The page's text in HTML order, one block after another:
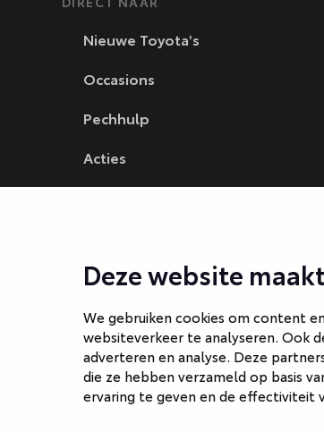
Deze website
We gebruiken cookies om content
websiteverkeer te analyseren. Ook
adverteren en analyse. Deze
die ze hebben verzameld op basis
ervaring te geven en de effectiviteit
Nieuwe Toyota's
Occasions
Pechhulp
Acties